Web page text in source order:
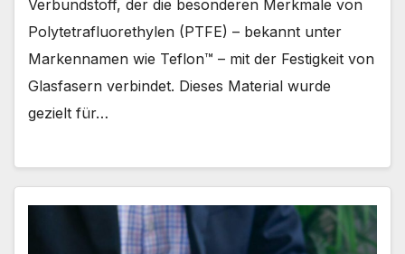
Verbundstoff, der die besonderen Merkmale von
Polytetrafluorethylen (PTFE) – bekannt unter
Markennamen wie Teflon™ – mit der Festigkeit von
Glasfasern verbindet. Dieses Material wurde
gezielt für…